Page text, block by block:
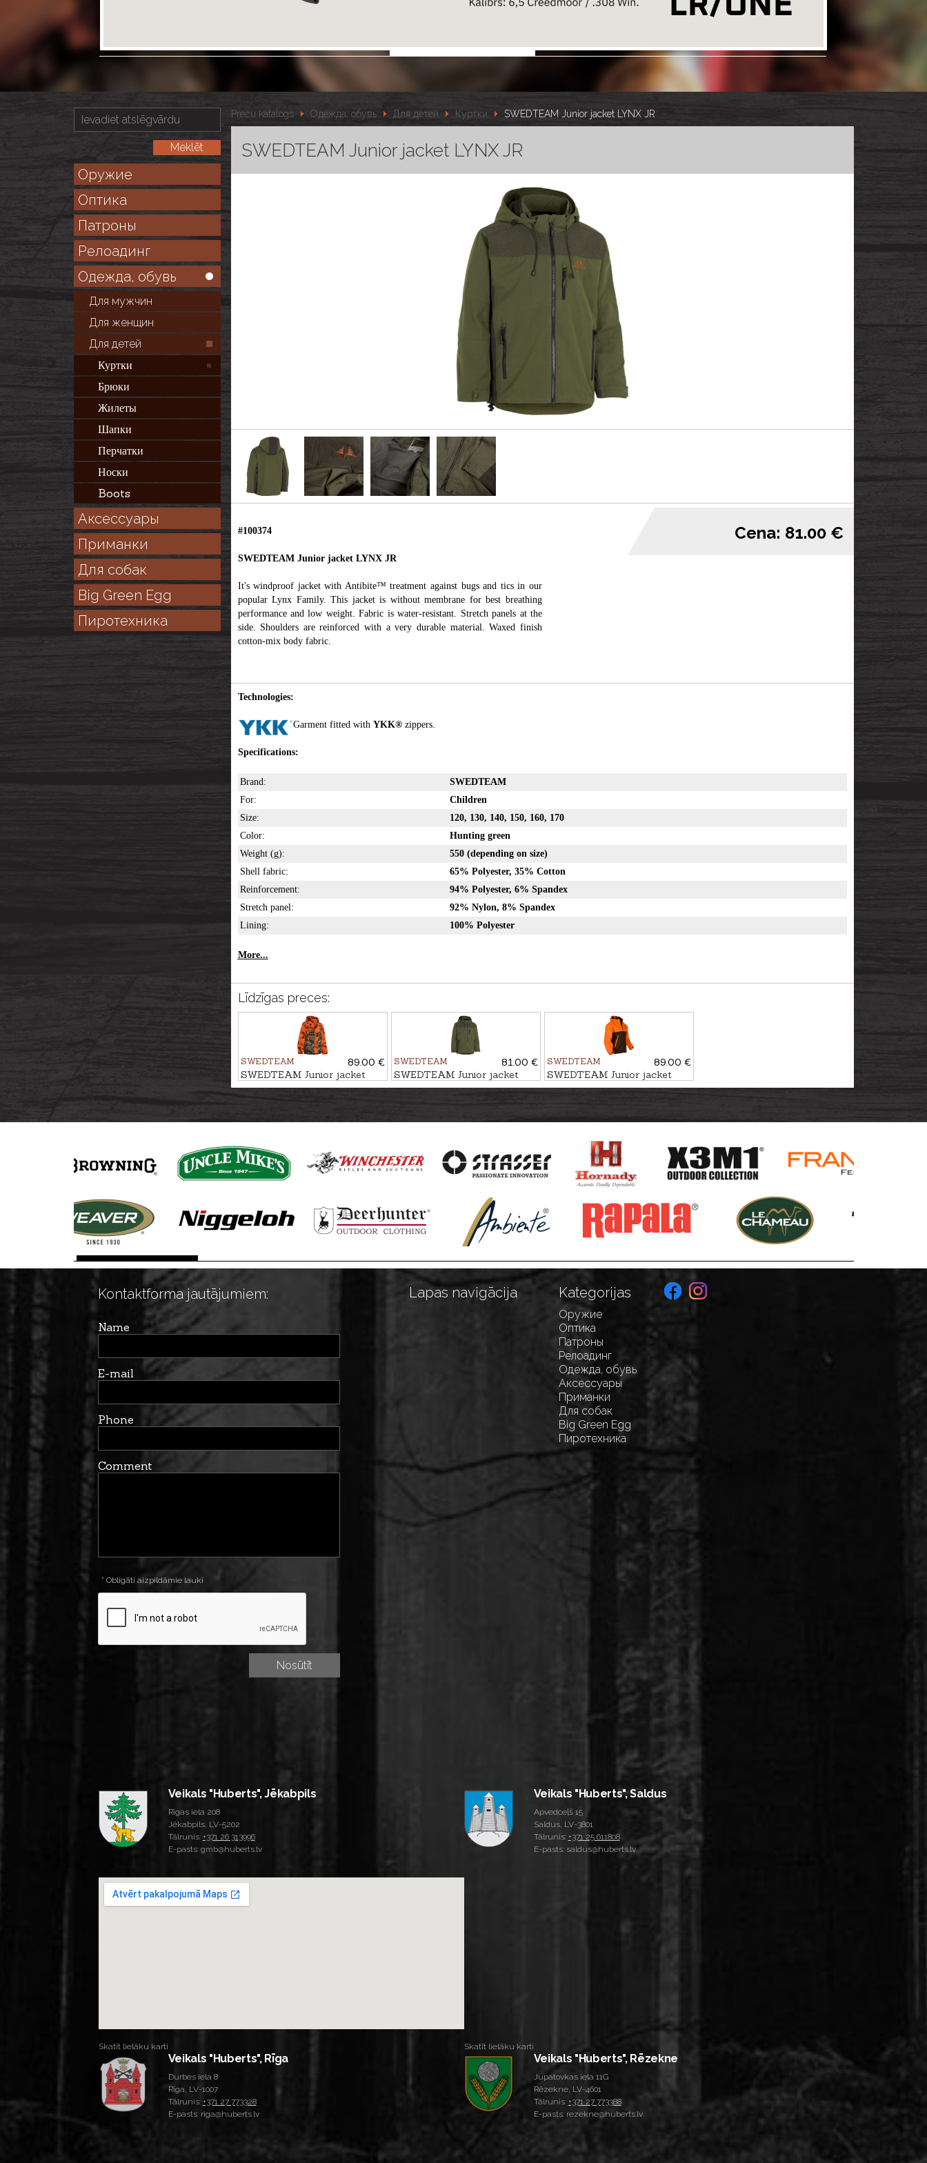
Оружие
Оптика
Патроны
Релоадинг
Одежда, обувь
Для мужчин
Для женщин
Для детей
Куртки
Брюки
Жилеты
Шапки
Перчатки
Носки
Boots
Аксессуары
Приманки
Для собак
Big Green Egg
Пиротехника
Preču katalogs Одежда, обувь Для детей Куртки SWEDTEAM Junior jacket LYNX JR
SWEDTEAM Junior jacket LYNX JR
#100374
SWEDTEAM Junior jacket LYNX JR
It's windproof jacket with Antibite™ treatment against bugs and tics in our
popular Lynx Family. This jacket is without membrane for best breathing
performance and low weight. Fabric is water-resistant. Stretch panels at the
side. Shoulders are reinforced with a very durable material. Waxed finish
cotton-mix body fabric.
Cena: 81.00 €
Technologies:
Garment fitted with YKK® zippers.
Specifications:
Brand:
SWEDTEAM
For:
Children
Size:
120, 130, 140, 150, 160, 170
Color:
Hunting green
Weight (g):
550 (depending on size)
Shell fabric:
65% Polyester, 35% Cotton
Reinforcement:
94% Polyester, 6% Spandex
Stretch panel:
92% Nylon, 8% Spandex
Lining:
100% Polyester
More...
Līdzīgas preces:
SWEDTEAM
89.00 €
SWEDTEAM Junior jacket
RIDGE JR
SWEDTEAM
81.00 €
SWEDTEAM Junior jacket
LYNX JR
SWEDTEAM
89.00 €
SWEDTEAM Junior jacket
RIDGE JR HUNTING
Kontaktforma jautājumiem:
Name
E-mail
Phone
Comment
* Obligāti aizpildāmie lauki
Lapas navigācija Kategorijas
Оружие
Оптика
Патроны
Релоадинг
Одежда, обувь
Аксессуары
Приманки
Для собак
Big Green Egg
Пиротехника
Veikals "Huberts", Jēkabpils
Rīgas iela 208
Jēkabpils, LV-5202
Tālrunis: +371 26 313996
E-pasts: gmb@huberts.lv
Skatīt lielāku karti
Veikals "Huberts", Saldus
Apvedceļš 15
Saldus, LV-3801
Tālrunis: +371 25 611808
E-pasts: saldus@huberts.lv
Skatīt lielāku karti
Veikals "Huberts", Rīga
Durbes iela 8
Rīga, LV-1007
Tālrunis: +371 27 773328
E-pasts: riga@huberts.lv
Veikals "Huberts", Rēzekne
Jupatovkas iela 11G
Rēzekne, LV-4601
Tālrunis: +371 27 773388
E-pasts: rezekne@huberts.lv